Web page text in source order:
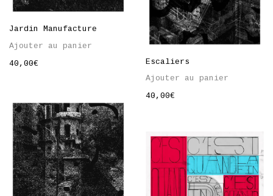
Jardin Manufacture
Ajouter au panier
40,00€
Escaliers
Ajouter au panier
40,00€